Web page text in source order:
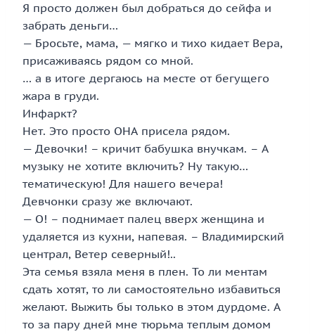
Я просто должен был добраться до сейфа и
забрать деньги…
— Бросьте, мама, — мягко и тихо кидает Вера,
присаживаясь рядом со мной.
… а в итоге дергаюсь на месте от бегущего
жара в груди.
Инфаркт?
Нет. Это просто ОНА присела рядом.
— Девочки! – кричит бабушка внучкам. – А
музыку не хотите включить? Ну такую…
тематическую! Для нашего вечера!
Девчонки сразу же включают.
— О! – поднимает палец вверх женщина и
удаляется из кухни, напевая. – Владимирский
централ, Ветер северный!..
Эта семья взяла меня в плен. То ли ментам
сдать хотят, то ли самостоятельно избавиться
желают. Выжить бы только в этом дурдоме. А
то за пару дней мне тюрьма теплым домом